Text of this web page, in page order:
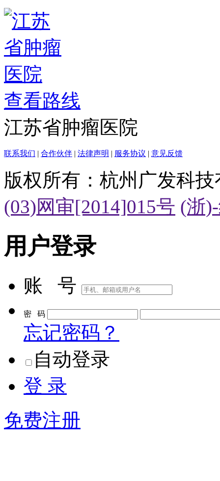
查看路线
江苏省肿瘤医院
联系我们 | 合作伙伴 | 法律声明 | 服务协议 | 意见反馈
版权所有：杭州广发科
(03)网审[2014]015号 (浙
用户登录
账 号
密 码
忘记密码？
自动登录
登 录
免费注册